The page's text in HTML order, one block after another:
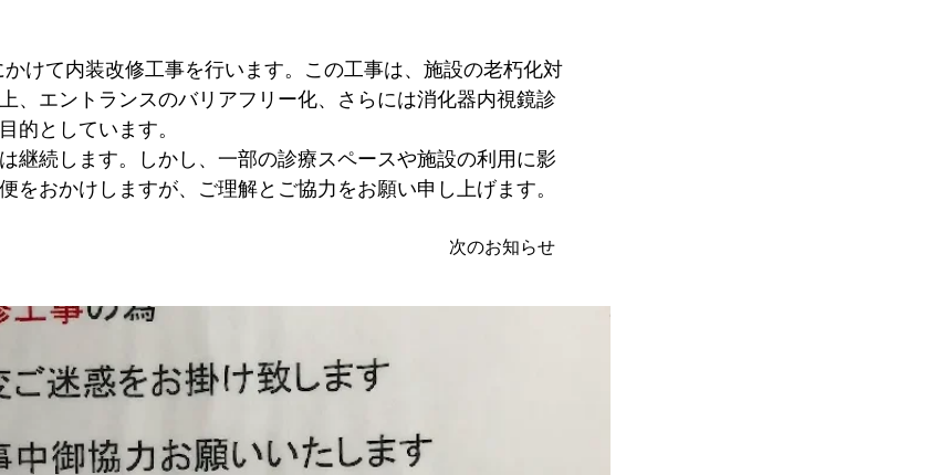
けて内装改修工事を行います。この工事は、施設の老朽化対
、エントランスのバリアフリー化、さらには消化器内視鏡診
的としています。
継続します。しかし、一部の診療スペースや施設の利用に影
をおかけしますが、ご理解とご協力をお願い申し上げます。
次のお知らせ